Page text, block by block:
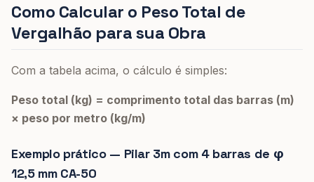
Como Calcular o Peso Total de
Vergalhão para sua Obra
Com a tabela acima, o cálculo é simples:
Peso total (kg) = comprimento total das barras (m)
× peso por metro (kg/m)
Exemplo prático — Pilar 3m com 4 barras de φ
12,5 mm CA-50